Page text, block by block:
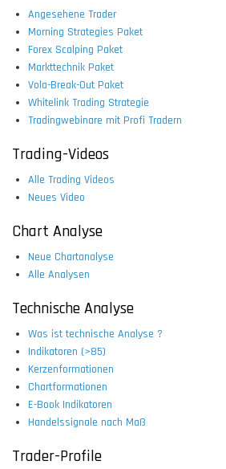
Angesehene Trader
Morning Strategies Paket
Forex Scalping Paket
Markttechnik Paket
Vola-Break-Out Paket
Whitelink Trading Strategie
Tradingwebinare mit Profi Tradern
Trading-Videos
Alle Trading Videos
Neues Video
Chart Analyse
Neue Chartanalyse
Alle Analysen
Technische Analyse
Was ist technische Analyse ?
Indikatoren (>85)
Kerzenformationen
Chartformationen
E-Book Indikatoren
Handelssignale nach Maß
Trader-Profile